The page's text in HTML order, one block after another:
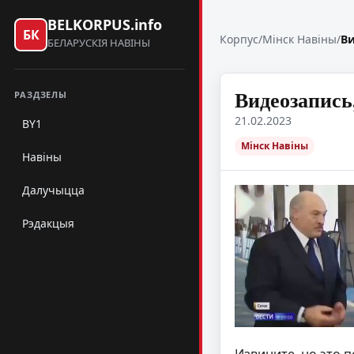
БК
BELKORPUS.info
БЕЛАРУСКІЯ НАВІНЫ
РАЗДЗЕЛЫ
BY1
Навіны
Далучыцца
Рэдакцыя
Корпус/Мінск Навіны/
21.02.2023
Мінск Навіны